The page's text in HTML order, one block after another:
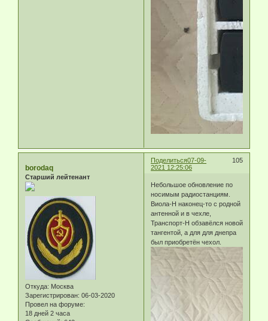
Поделиться 105
07-09-
2021 12:25:06
borodaq
Старший лейтенант
Откуда: Москва
Зарегистрирован: 06-03-2020
Провел на форуме:
18 дней 2 часа
Небольшое обновление по
носимым радиостанциям.
Виола-Н наконец-то с родной
антенной и в чехле,
Транспорт-Н обзавёлся новой
тангентой, а для для днепра
был приобретён чехол.